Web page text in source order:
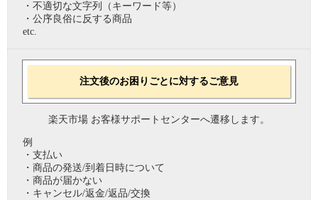
・不適切な文字列（キーワード等）
・公序良俗に反する商品
etc.
注文後のお困りごとに対するご意見
楽天市場 お客様サポートセンターへ遷移します。
例
・支払い
・商品の発送/到着日時について
・商品が届かない
・キャンセル/返金/返品/交換